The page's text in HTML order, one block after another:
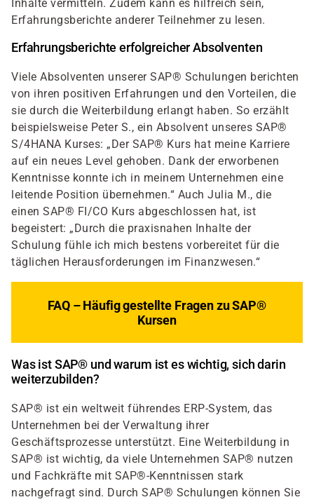
Inhalte vermitteln. Zudem kann es hilfreich sein,
Erfahrungsberichte anderer Teilnehmer zu lesen.
Erfahrungsberichte erfolgreicher Absolventen
Viele Absolventen unserer SAP® Schulungen berichten
von ihren positiven Erfahrungen und den Vorteilen, die
sie durch die Weiterbildung erlangt haben. So erzählt
beispielsweise Peter S., ein Absolvent unseres SAP®
S/4HANA Kurses: „Der SAP® Kurs hat meine Karriere
auf ein neues Level gehoben. Dank der erworbenen
Kenntnisse konnte ich in meinem Unternehmen eine
leitende Position übernehmen.“ Auch Julia M., die
einen SAP® FI/CO Kurs abgeschlossen hat, ist
begeistert: „Durch die praxisnahen Inhalte der
Schulung fühle ich mich bestens vorbereitet für die
täglichen Herausforderungen im Finanzwesen.“
FAQ – Häufig gestellte Fragen zu SAP®
Kursen
Was ist SAP® und warum ist es wichtig, sich darin
weiterzubilden?
SAP® ist ein weltweit führendes ERP-System, das
Unternehmen bei der Verwaltung ihrer
Geschäftsprozesse unterstützt. Eine Weiterbildung in
SAP® ist wichtig, da viele Unternehmen SAP® nutzen
und Fachkräfte mit SAP®-Kenntnissen stark
nachgefragt sind. Durch SAP® Schulungen können Sie